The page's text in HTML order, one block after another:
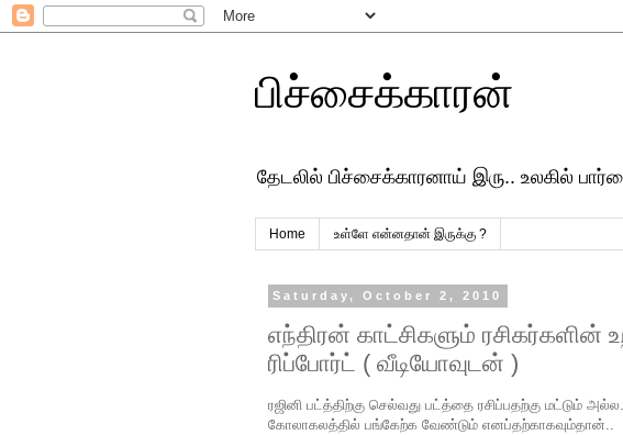
பிச்சைக்காரன்
தேடலில் பிச்சைக்காரனாய் இரு.. உலகில்
Home உள்ளே என்னதான் இருக்கு ?
Saturday, October 2, 2010
எந்திரன் காட்சிகளும் ரசிகர்களின்
ரிப்போர்ட் ( வீடியோவுடன் )
ரஜினி பட்த்திற்கு செல்வது பட்த்தை ரசிப்பதற்கு மட்டும்
கோலாகலத்தில் பங்கேற்க வேண்டும் எனப்தற்காகவும்தான்..